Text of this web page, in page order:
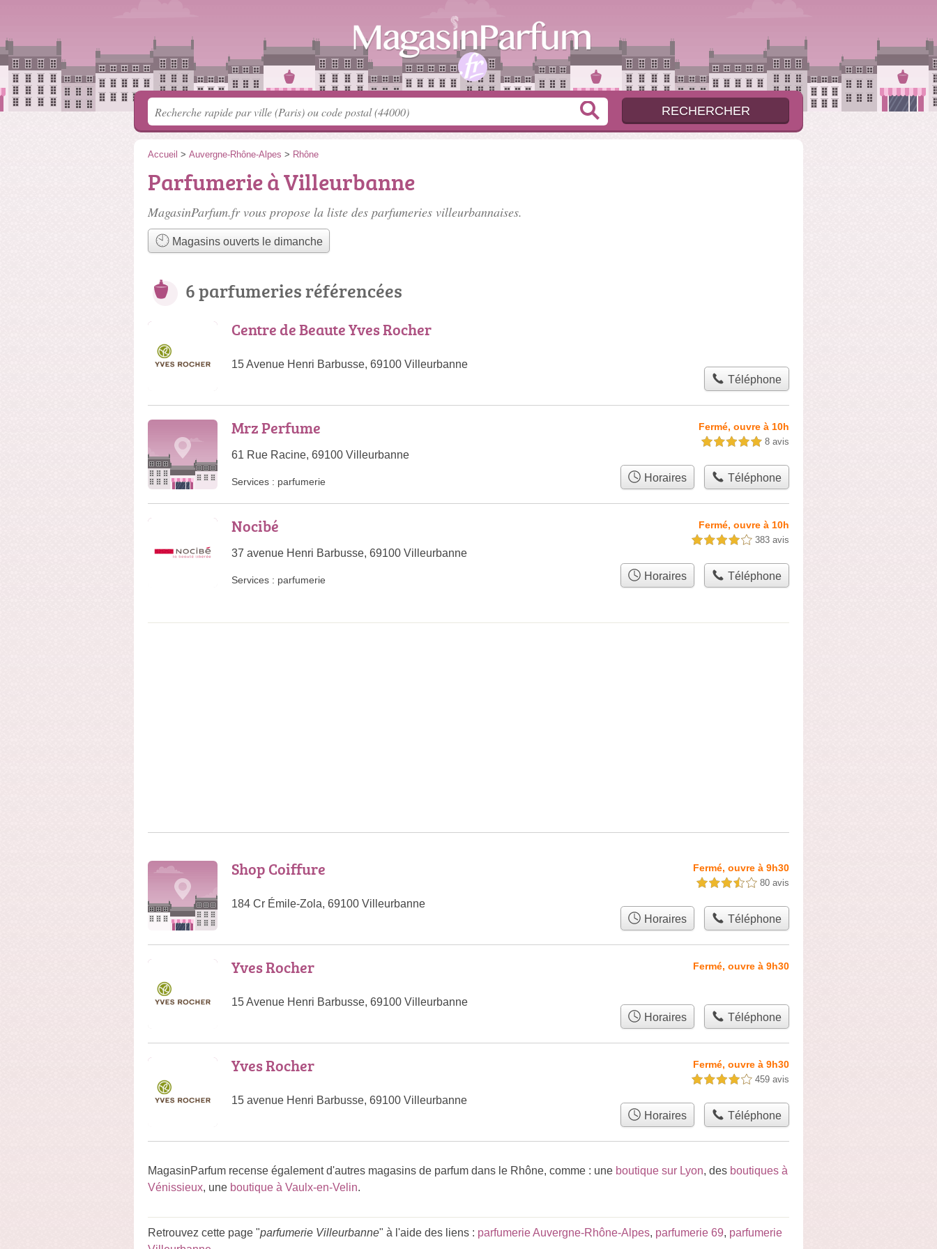
Accueil > Auvergne-Rhône-Alpes > Rhône
Parfumerie à Villeurbanne
MagasinParfum.fr vous propose la liste des parfumeries villeurbannaises.
Magasins ouverts le dimanche
6 parfumeries référencées
Centre de Beaute Yves Rocher
15 Avenue Henri Barbusse, 69100 Villeurbanne
Téléphone
Mrz Perfume
61 Rue Racine, 69100 Villeurbanne
Fermé, ouvre à 10h
5,0 étoiles sur 5 8 avis
Services : parfumerie Horaires Téléphone
Nocibé
37 avenue Henri Barbusse, 69100 Villeurbanne
Fermé, ouvre à 10h
4,0 étoiles sur 5 383 avis
Services : parfumerie Horaires Téléphone
Shop Coiffure
184 Cr Émile-Zola, 69100 Villeurbanne
Fermé, ouvre à 9h30
3,5 étoiles sur 5 80 avis
Horaires Téléphone
Yves Rocher
15 Avenue Henri Barbusse, 69100 Villeurbanne
Fermé, ouvre à 9h30
Horaires Téléphone
Yves Rocher
15 avenue Henri Barbusse, 69100 Villeurbanne
Fermé, ouvre à 9h30
4,0 étoiles sur 5 459 avis
Horaires Téléphone
MagasinParfum recense également d'autres magasins de parfum dans le Rhône, comme : une boutique sur Lyon, des boutiques à
Vénissieux, une boutique à Vaulx-en-Velin.
Retrouvez cette page "parfumerie Villeurbanne" à l'aide des liens : parfumerie Auvergne-Rhône-Alpes, parfumerie 69, parfumerie